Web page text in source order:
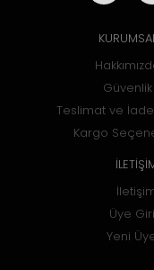
KURUMSAL
Güvenlik
Teslimat ve İade
Kargo
Üye
Yeni